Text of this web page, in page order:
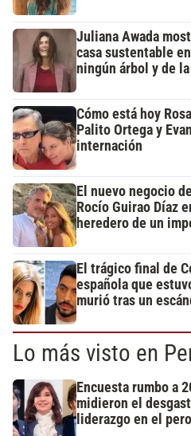
Juliana Awada
casa sustentable
ningún árbol y de
Cómo está hoy
Palito Ortega y
internación
El nuevo negocio
Rocío Guirao Díaz
heredero de un
El trágico final de
española que
murió tras un
Lo más visto en
Encuesta rumbo a
midieron el
liderazgo en el